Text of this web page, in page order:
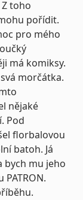
toho
pořídit.
pro mého
má komiksy.
morčátka.
nějaké
Pod
florbalovou
batoh. Já
bych mu jeho